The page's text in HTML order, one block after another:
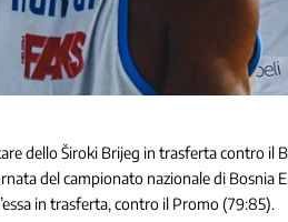
dello Široki Brijeg in trasferta contro
del campionato nazionale di Bosnia
in trasferta, contro il Promo (79:85).